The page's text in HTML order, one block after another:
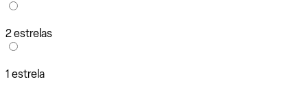
2 estrelas
1 estrela